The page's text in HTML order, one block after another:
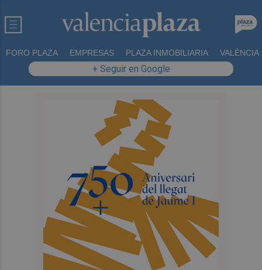
FORO PLAZA EMPRESAS PLAZA INMOBILIARIA VALÈNCIA
+ Seguir en Google